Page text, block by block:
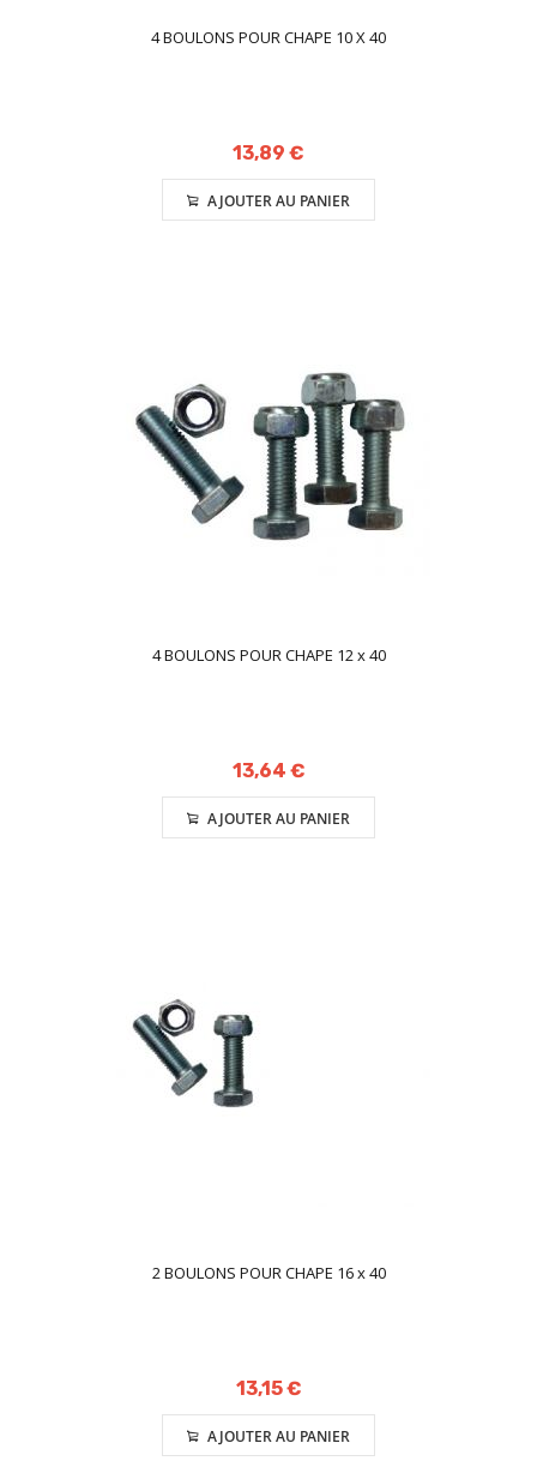
4 BOULONS POUR CHAPE 10 X 40
13,89 €
AJOUTER AU PANIER
4 BOULONS POUR CHAPE 12 x 40
13,64 €
AJOUTER AU PANIER
2 BOULONS POUR CHAPE 16 x 40
13,15 €
AJOUTER AU PANIER